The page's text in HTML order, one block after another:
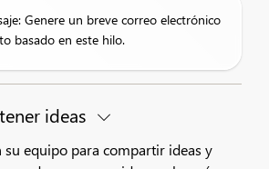
Genere un breve correo electrónico
basado en este hilo.
ideas
su equipo para compartir ideas y